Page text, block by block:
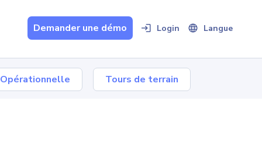
Demander une démo Login Langue
Tours de terrain